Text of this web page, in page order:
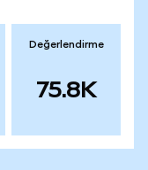
Değerlendirme
75.8K